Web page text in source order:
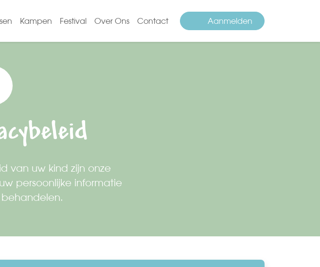
Kampen Festival Over Ons Contact Aanmelden
van uw kind zijn onze
persoonlijke informatie